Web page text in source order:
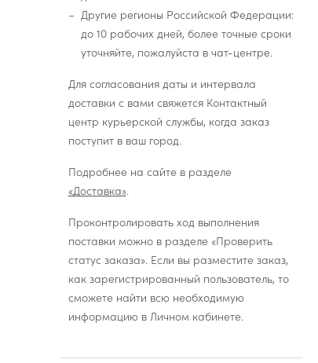
Другие регионы Российской Федерации:
до 10 рабочих дней, более точные сроки
уточняйте, пожалуйста в чат-центре.
Для согласования даты и интервала
доставки с вами свяжется Контактный
центр курьерской службы, когда заказ
поступит в ваш город.
Подробнее на сайте в разделе
«Доставка».
Проконтролировать ход выполнения
поставки можно в разделе «Проверить
статус заказа». Если вы разместите заказ,
как зарегистрированный пользователь, то
сможете найти всю необходимую
информацию в Личном кабинете.